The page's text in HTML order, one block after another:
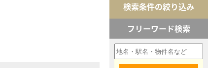
検索条件の絞り込み
フリーワード検索